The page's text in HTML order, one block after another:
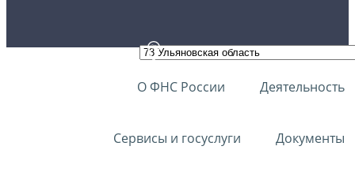
О ФНС России Деятельность
Сервисы и госуслуги Документы